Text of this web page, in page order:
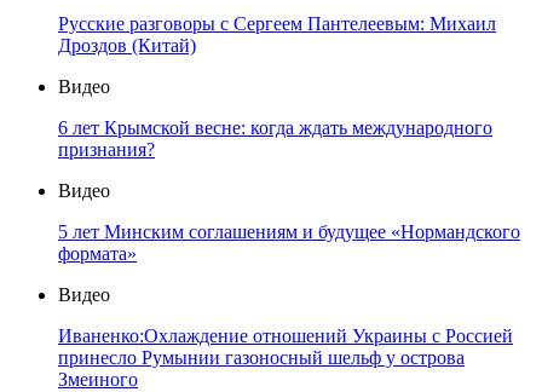
Русские разговоры с Сергеем Пантелеевым: Михаил
Дроздов (Китай)
Видео
6 лет Крымской весне: когда ждать международного
признания?
Видео
5 лет Минским соглашениям и будущее «Нормандского
формата»
Видео
Иваненко:Охлаждение отношений Украины с Россией
принесло Румынии газоносный шельф у острова
Змеиного